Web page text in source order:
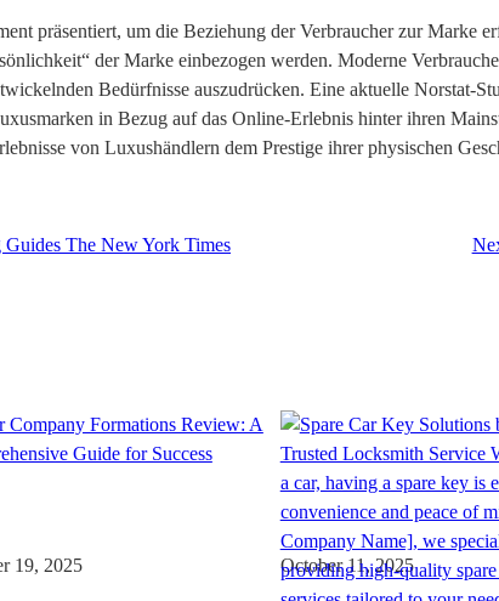
präsentiert, um die Beziehung der Verbraucher zur Marke
der Marke einbezogen werden. Moderne
Bedürfnisse auszudrücken. Eine aktuelle Norstat-
in Bezug auf das Online-Erlebnis hinter ihren
von Luxushändlern dem Prestige ihrer physischen
The New York Times
19, 2025 October 11, 2025